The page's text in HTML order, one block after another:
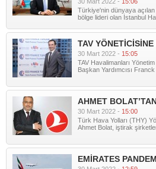
Türkiye'nin dünyaya açılan
bölge lideri olan İstanbul
TAV
30 Mart 2022 - 15:05
TAV Havalimanları
Başkan Yardımcısı Franck
AHMET
30 Mart 2022 - 15:00
Türk Hava Yolları (THY)
Ahmet Bolat, iştirak
EMİRATES